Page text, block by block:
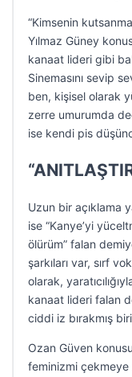
“Kimsenin
Yılmaz Güney
kanaat lideri gibi
Sinemasını sevip
ben, kişisel olarak
zerre umurumda
ise kendi pis
Uzun bir açıklama
ise “Kanye’yi
ölürüm” falan
şarkıları var, sırf
olarak,
kanaat lideri falan
ciddi iz bırakmış
Ozan Güven
feminizmi çekmeye